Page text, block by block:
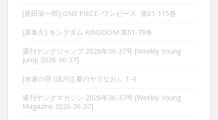
[尾田栄一郎] ONE PIECE -ワンピース- 第01-115巻
[原泰久] キングダム KINGDOM 第01-79巻
週刊ヤングジャンプ 2026年36-37号 [Weekly Young
Jump 2026-36-37]
[水蓮の宿 (浅川)] 夏のヤリなおし 1-4
週刊ヤングマガジン 2026年36-37号 [Weekly Young
Magazine 2026-36-37]